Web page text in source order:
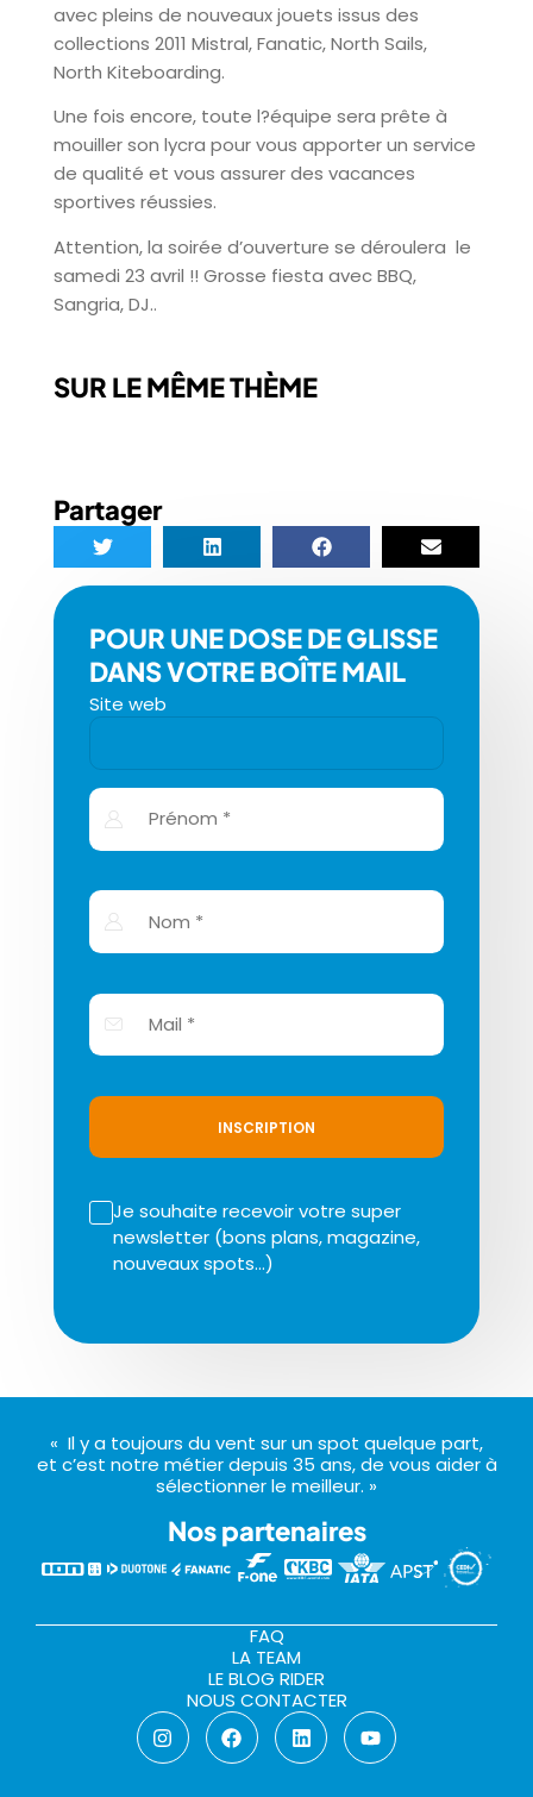
avec pleins de nouveaux jouets issus des
collections 2011 Mistral, Fanatic, North Sails,
North Kiteboarding.
Une fois encore, toute l?équipe sera prête à
mouiller son lycra pour vous apporter un service
de qualité et vous assurer des vacances
sportives réussies.
Attention, la soirée d’ouverture se déroulera le
samedi 23 avril !! Grosse fiesta avec BBQ,
Sangria, DJ..
SUR LE MÊME THÈME
Partager
POUR UNE DOSE DE GLISSE
DANS VOTRE BOÎTE MAIL
Site web
INSCRIPTION
Je souhaite recevoir votre super
newsletter (bons plans, magazine,
nouveaux spots…)
« Il y a toujours du vent sur un spot quelque part,
et c’est notre métier depuis 35 ans, de vous aider à
sélectionner le meilleur. »
Nos partenaires
FAQ
LA TEAM
LE BLOG RIDER
NOUS CONTACTER